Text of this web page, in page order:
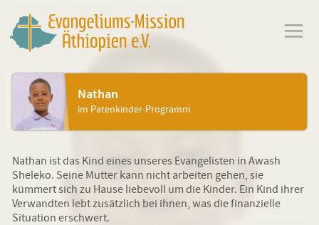
Nathan
im Patenkinder-Programm
Nathan ist das Kind eines unseres Evangelisten in Awash
Sheleko. Seine Mutter kann nicht arbeiten gehen, sie
kümmert sich zu Hause liebevoll um die Kinder. Ein Kind ihrer
Verwandten lebt zusätzlich bei ihnen, was die finanzielle
Situation erschwert.